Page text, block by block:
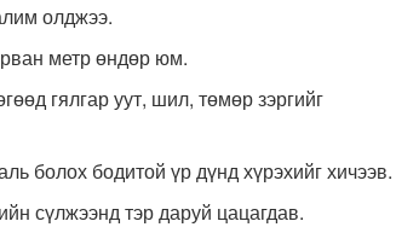
олджээ.
метр өндөр юм.
гялгар уут, шил, төмөр зэргийг
болох бодитой үр дүнд хүрэхийг хичээв.
сүлжээнд тэр даруй цацагдав.